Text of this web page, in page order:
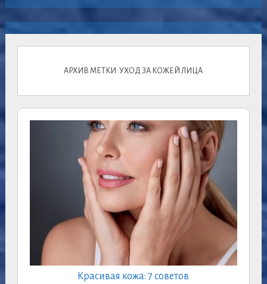
АРХИВ МЕТКИ: УХОД ЗА КОЖЕЙ ЛИЦА
Красивая кожа: 7 советов